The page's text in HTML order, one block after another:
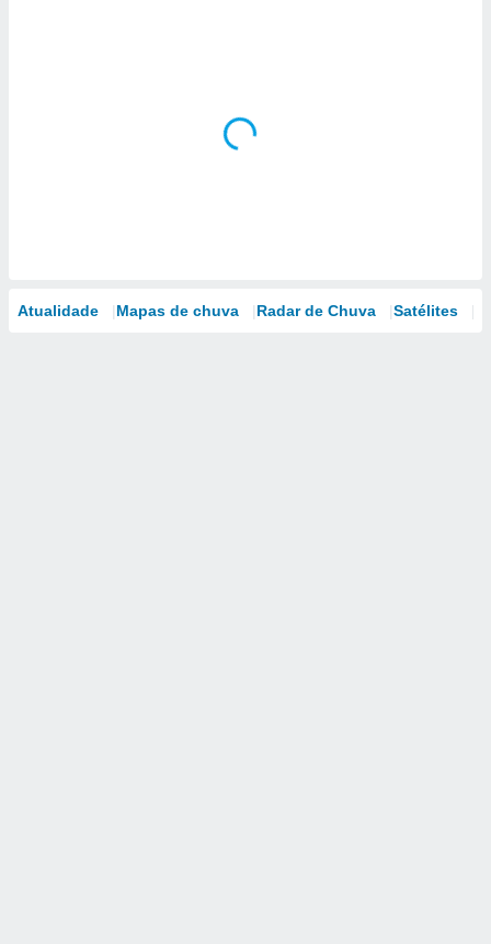
Atualidade Mapas de chuva Radar de Chuva Satélites